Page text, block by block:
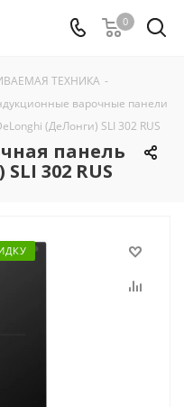
0
ТЕХНИКА -
варочные панели
(ДеЛонги) SLI 302 RUS
панель
302 RUS